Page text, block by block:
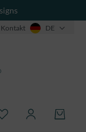
Kontakt DE